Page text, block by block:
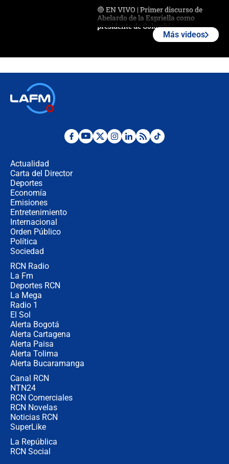
🔴 EN VIVO | Primer discurso de
Abelardo de la Espriella como
presidente de Colombia
Desde dermatitis hasta infecciones:
Más videos
Actualidad
Carta del Director
Deportes
Economía
Emisiones
Entretenimiento
Internacional
Orden Público
Política
Sociedad
RCN Radio
La Fm
Deportes RCN
La Mega
Radio 1
El Sol
Alerta Bogotá
Alerta Cartagena
Alerta Paisa
Alerta Tolima
Alerta Bucaramanga
Canal RCN
NTN24
RCN Comerciales
RCN Novelas
Noticias RCN
SuperLike
La República
RCN Social